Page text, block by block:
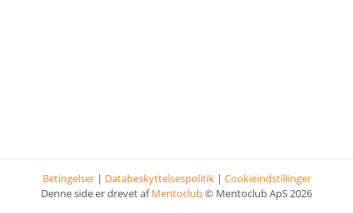
Betingelser | Databeskyttelsespolitik | Cookieindstillinger
Denne side er drevet afMentoclub© Mentoclub ApS 2026